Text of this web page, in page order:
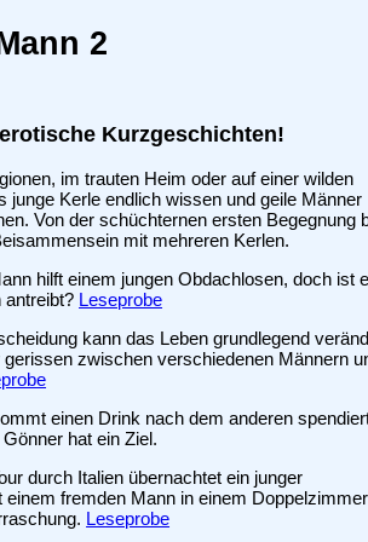
2
Kurzgeschichten!
im trauten Heim oder auf einer wilden
junge Kerle endlich wissen und geile Männer
Von der schüchternen ersten Begegnung
mit mehreren Kerlen.
hilft einem jungen Obdachlosen, doch ist
antreibt? Leseprobe
kann das Leben grundlegend
zwischen verschiedenen Männern
einen Drink nach dem anderen
hat ein Ziel.
durch Italien übernachtet ein junger
fremden Mann in einem Doppelzimmer
Leseprobe